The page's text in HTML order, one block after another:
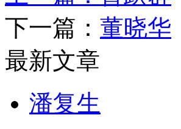
下一篇： 董晓华
最新文章
潘复生